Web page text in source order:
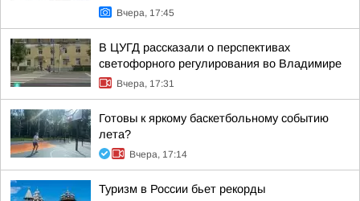
Вчера, 17:45
В ЦУГД рассказали о перспективах
светофорного регулирования во Владимире
Вчера, 17:31
Готовы к яркому баскетбольному событию
лета?
Вчера, 17:14
Туризм в России бьет рекорды